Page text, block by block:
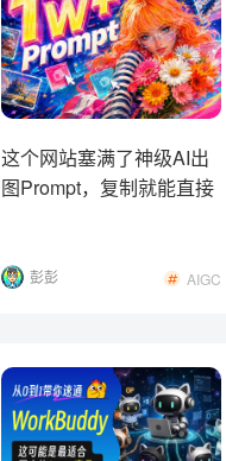
这个网站塞满了神级AI出
图Prompt，复制就能直接
彭彭 AIGC